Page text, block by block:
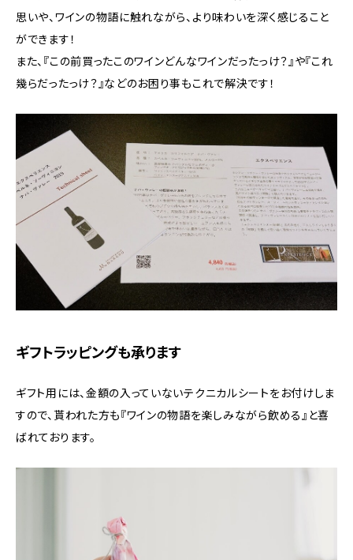
思いや、ワインの物語に触れながら、より味わいを深く感じること
ができます！
また、『この前買ったこのワインどんなワインだったっけ？』や『これ
幾らだったっけ？』などのお困り事もこれで解決です！
ギフトラッピングも承ります
ギフト用には、金額の入っていないテクニカルシートをお付けしま
すので、貰われた方も『ワインの物語を楽しみながら飲める』と喜
ばれております。